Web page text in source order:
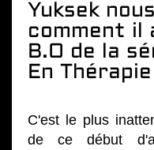
Yuksek
comment il
B.O de la
En Thérapie
C'est le plus
de ce début